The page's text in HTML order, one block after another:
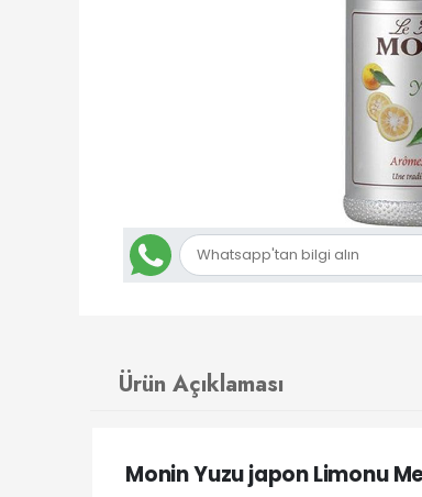
Ürün Açıklaması
Monin Yuzu japon Limonu